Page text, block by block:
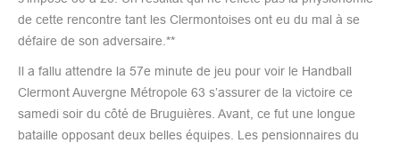
de cette rencontre tant les Clermontoises ont eu du mal à se
défaire de son adversaire.**
Il a fallu attendre la 57e minute de jeu pour voir le Handball
Clermont Auvergne Métropole 63 s’assurer de la victoire ce
samedi soir du côté de Bruguières. Avant, ce fut une longue
bataille opposant deux belles équipes. Les pensionnaires du